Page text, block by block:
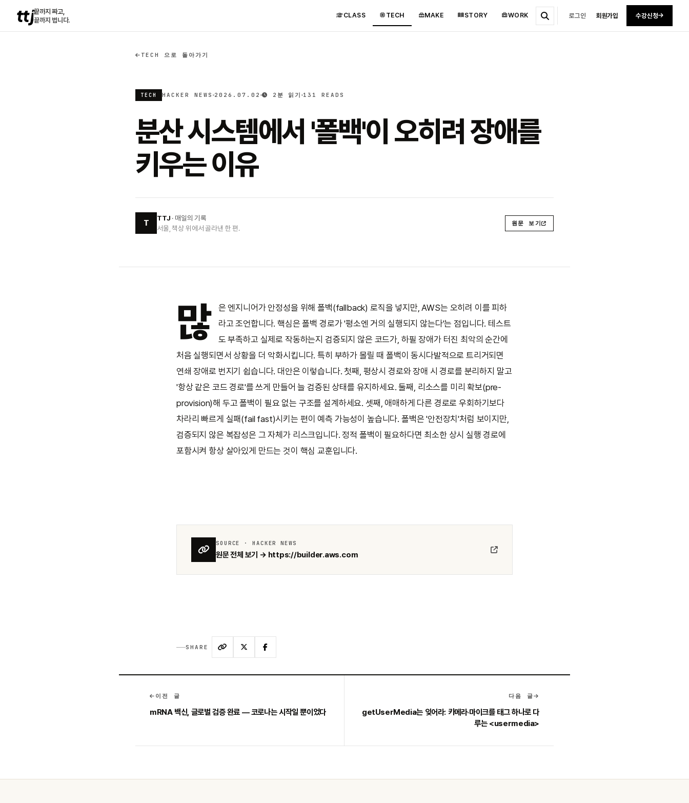
ttj끝까지 짜고,
끝까지 법니다.
CLASS TECH MAKE STORY WORK 로그인 회원가입 수강신청
TECH 으로 돌아가기
TECH HACKER NEWS 2026.07.02 2분 읽기 131 READS
분산 시스템에서 '폴백'이 오히려 장애를
키우는 이유
T
TTJ · 매일의 기록
서울, 책상 위에서 골라낸 한 편.
원문 보기
많
은 엔지니어가 안정성을 위해 폴백(fallback) 로직을 넣지만, AWS는 오히려 이를 피하
라고 조언합니다. 핵심은 폴백 경로가 '평소엔 거의 실행되지 않는다'는 점입니다. 테스트
도 부족하고 실제로 작동하는지 검증되지 않은 코드가, 하필 장애가 터진 최악의 순간에
처음 실행되면서 상황을 더 악화시킵니다. 특히 부하가 몰릴 때 폴백이 동시다발적으로 트리거되면
연쇄 장애로 번지기 쉽습니다. 대안은 이렇습니다. 첫째, 평상시 경로와 장애 시 경로를 분리하지 말고
'항상 같은 코드 경로'를 쓰게 만들어 늘 검증된 상태를 유지하세요. 둘째, 리소스를 미리 확보(pre-
provision)해 두고 폴백이 필요 없는 구조를 설계하세요. 셋째, 애매하게 다른 경로로 우회하기보다
차라리 빠르게 실패(fail fast)시키는 편이 예측 가능성이 높습니다. 폴백은 '안전장치'처럼 보이지만,
검증되지 않은 복잡성은 그 자체가 리스크입니다. 정적 폴백이 필요하다면 최소한 상시 실행 경로에
포함시켜 항상 살아있게 만드는 것이 핵심 교훈입니다.
SOURCE · HACKER NEWS
원문 전체 보기 → https://builder.aws.com
SHARE
이전 글
mRNA 백신, 글로벌 검증 완료 — 코로나는 시작일 뿐이었다
다음 글
getUserMedia는 잊어라: 카메라·마이크를 태그 하나로 다
루는 <usermedia>